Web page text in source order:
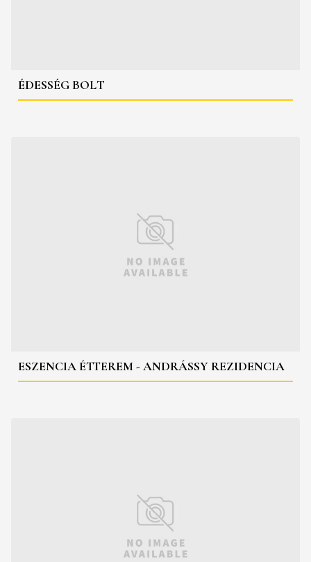
ÉDESSÉG BOLT
ESZENCIA ÉTTEREM - ANDRÁSSY REZIDENCIA